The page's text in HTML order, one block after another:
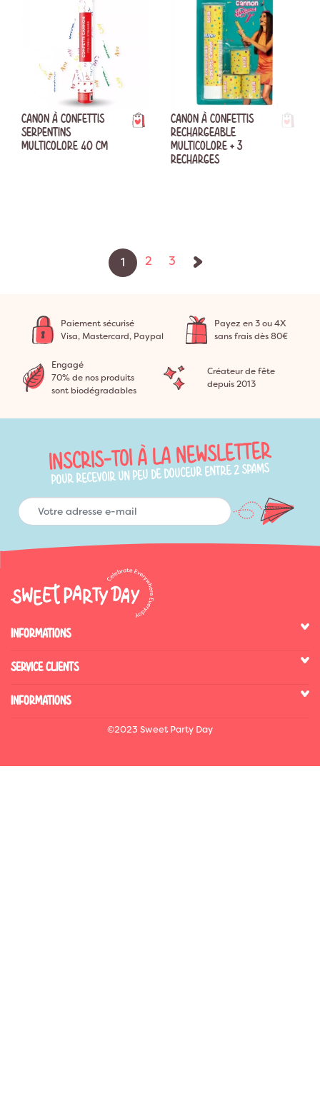
CANON À CONFETTIS
SERPENTINS
MULTICOLORE 40 CM
CANON À CONFETTIS
RECHARGEABLE
MULTICOLORE + 3
RECHARGES
1 2 3 Suivant
Paiement sécurisé
Visa, Mastercard, Paypal
Payez en 3 ou 4X
sans frais dès 80€
Engagé
70% de nos produits
sont biodégradables
Créateur de fête
depuis 2013
INSCRIS-TOI À LA NEWSLETTER
POUR RECEVOIR UN PEU DE DOUCEUR ENTRE 2 SPAMS
INFORMATIONS
SERVICE CLIENTS
INFORMATIONS
©2023 Sweet Party Day